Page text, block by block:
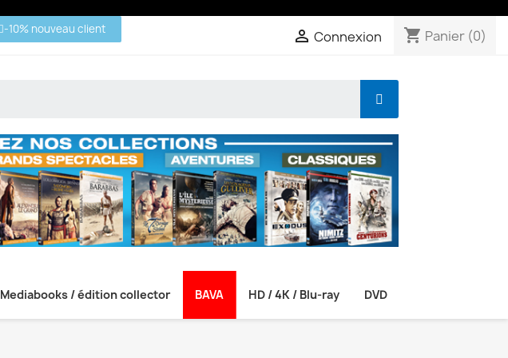
-10% nouveau client  Connexion shopping_cart Panier (0)
Mediabooks / édition collector BAVA HD / 4K / Blu-ray DVD